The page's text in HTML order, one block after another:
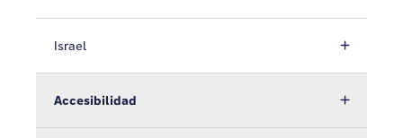
Israel
Accesibilidad